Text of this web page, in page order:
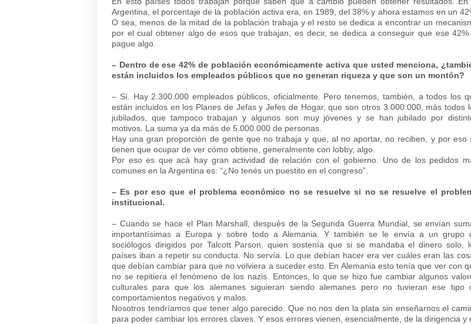
Argentina, el porcentaje de la población activa era, en 1989, del 38% y ahora estamos en un
O sea, menos de la mitad de la población trabaja y el resto se dedica a encontrar un
por el cual obtener algo de esos que trabajan, es decir, se dedica a conseguir que ese 42%
pague algo.
– Dentro de ese 42% de población económicamente activa que usted menciona,
están incluidos los empleados públicos que no generan riqueza y que son un montón?
– Sí. Hay 2.300.000 empleados públicos, oficialmente. Pero tenemos, también, a todos los
están incluidos en los Planes de Jefas y Jefes de Hogar, que son otros 3.000.000, más todos
jubilados, que tampoco trabajan y algunos son muy jóvenes y se han jubilado por
motivos. La suma ya da más de 5.000.000 de personas.
Hay una gran proporción de gente que no trabaja y que, al no aportar, no reciben, y por eso
tienen que ocupar de ver cómo obtiene, generalmente con lobby, algo.
Por eso es que acá hay gran actividad de relación con el gobierno. Uno de los pedidos
comunes en la Argentina es: “¿No tenés un puestito en el congreso”.
– Es por eso que el problema económico no se resuelve si no se resuelve el
institucional.
– Cuando se hace el Plan Marshall, después de la Segunda Guerra Mundial, se envían
importantísimas a Europa y sobre todo a Alemania. Y también se le envía a un grupo
sociólogos dirigidos por Talcott Parson, quien sostenía que si se mandaba el dinero solo,
países iban a repetir su conducta. No servía. Lo que debían hacer era ver cuáles eran las
que debían cambiar para que no volviera a suceder esto. En Alemania esto tenía que ver con
no se repitiera el fenómeno de los nazis. Entonces, lo que se hizo fue cambiar algunos
culturales para que los alemanes siguieran siendo alemanes pero no tuvieran ese tipo
comportamientos negativos y malos.
Nosotros tendríamos que tener algo parecido. Que no nos den la plata sin enseñarnos el
para poder cambiar los errores claves. Y esos errores vienen, esencialmente, de la dirigencia y